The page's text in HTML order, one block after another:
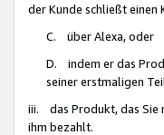
der Kunde schließt
C. über Alexa, oder
D. indem er das
seiner erstmaligen
iii. das Produkt, das Sie
ihm bezahlt.